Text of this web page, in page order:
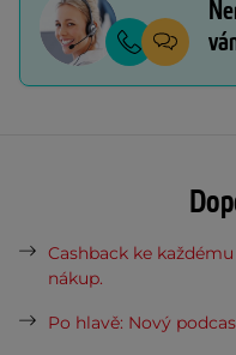
Cashback ke
nákup.
Po hlavě: Nový